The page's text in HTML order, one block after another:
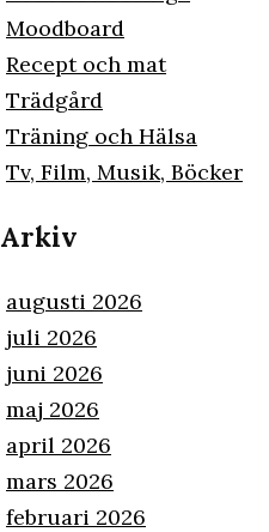
Moodboard
Recept och mat
Trädgård
Träning och Hälsa
Tv, Film, Musik, Böcker
Arkiv
augusti 2026
juli 2026
juni 2026
maj 2026
april 2026
mars 2026
februari 2026